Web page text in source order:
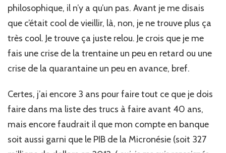
philosophique, il n’y a qu’un pas. Avant je me disais
que c’était cool de vieillir, là, non, je ne trouve plus ça
très cool. Je trouve ça juste relou. Je crois que je me
fais une crise de la trentaine un peu en retard ou une
crise de la quarantaine un peu en avance, bref.
Certes, j’ai encore 3 ans pour faire tout ce que je dois
faire dans ma liste des trucs à faire avant 40 ans,
mais encore faudrait il que mon compte en banque
soit aussi garni que le PIB de la Micronésie (soit 327